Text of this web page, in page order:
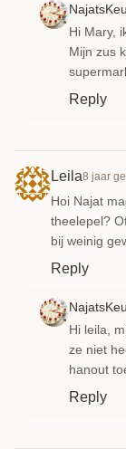
Hi Mary,
Mijn zus
Reply
Leila8 jaar
Hoi Najat
theelepel?
bij weinig
Reply
Hi leila,
ze niet
hanout
Reply